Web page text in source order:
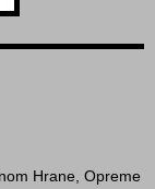
Hrane, Opreme